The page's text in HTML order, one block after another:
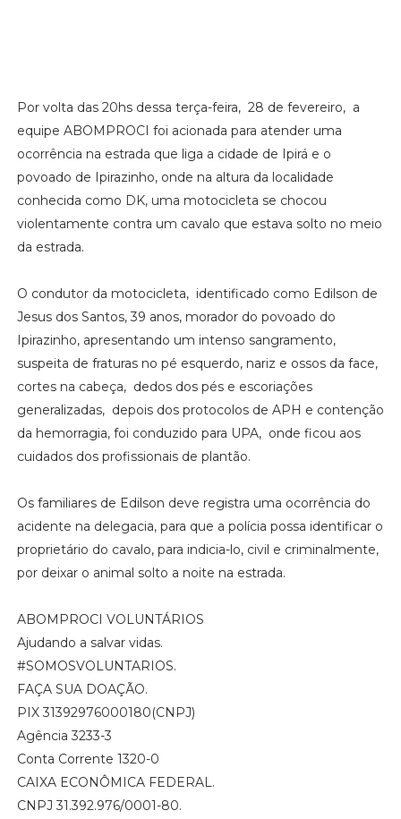
Por volta das 20hs dessa terça-feira, 28 de fevereiro, a
equipe ABOMPROCI foi acionada para atender uma
ocorrência na estrada que liga a cidade de Ipirá e o
povoado de Ipirazinho, onde na altura da localidade
conhecida como DK, uma motocicleta se chocou
violentamente contra um cavalo que estava solto no meio
da estrada.
O condutor da motocicleta, identificado como Edilson de
Jesus dos Santos, 39 anos, morador do povoado do
Ipirazinho, apresentando um intenso sangramento,
suspeita de fraturas no pé esquerdo, nariz e ossos da face,
cortes na cabeça, dedos dos pés e escoriações
generalizadas, depois dos protocolos de APH e contenção
da hemorragia, foi conduzido para UPA, onde ficou aos
cuidados dos profissionais de plantão.
Os familiares de Edilson deve registra uma ocorrência do
acidente na delegacia, para que a polícia possa identificar o
proprietário do cavalo, para indicia-lo, civil e criminalmente,
por deixar o animal solto a noite na estrada.
ABOMPROCI VOLUNTÁRIOS
Ajudando a salvar vidas.
#SOMOSVOLUNTARIOS.
FAÇA SUA DOAÇÃO.
PIX 31392976000180(CNPJ)
Agência 3233-3
Conta Corrente 1320-0
CAIXA ECONÔMICA FEDERAL.
CNPJ 31.392.976/0001-80.